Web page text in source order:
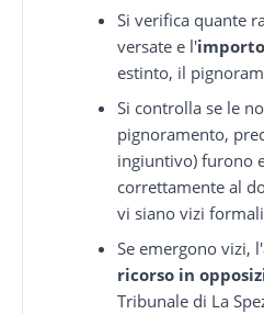
Si verifica quante
versate e l'
estinto, il
Si controlla se le
pignoramento,
ingiuntivo) furono
correttamente al
vi siano vizi formali
Se emergono vizi,
ricorso in
Tribunale di La